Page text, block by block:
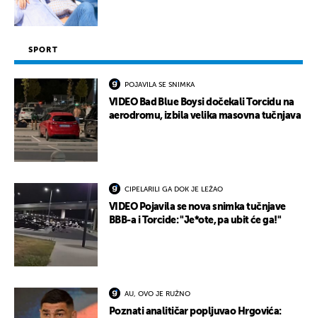
SPORT
POJAVILA SE SNIMKA
VIDEO Bad Blue Boysi dočekali Torcidu na
aerodromu, izbila velika masovna tučnjava
CIPELARILI GA DOK JE LEŽAO
VIDEO Pojavila se nova snimka tučnjave
BBB-a i Torcide: "Je*ote, pa ubit će ga!"
AU, OVO JE RUŽNO
Poznati analitičar popljuvao Hrgovića: